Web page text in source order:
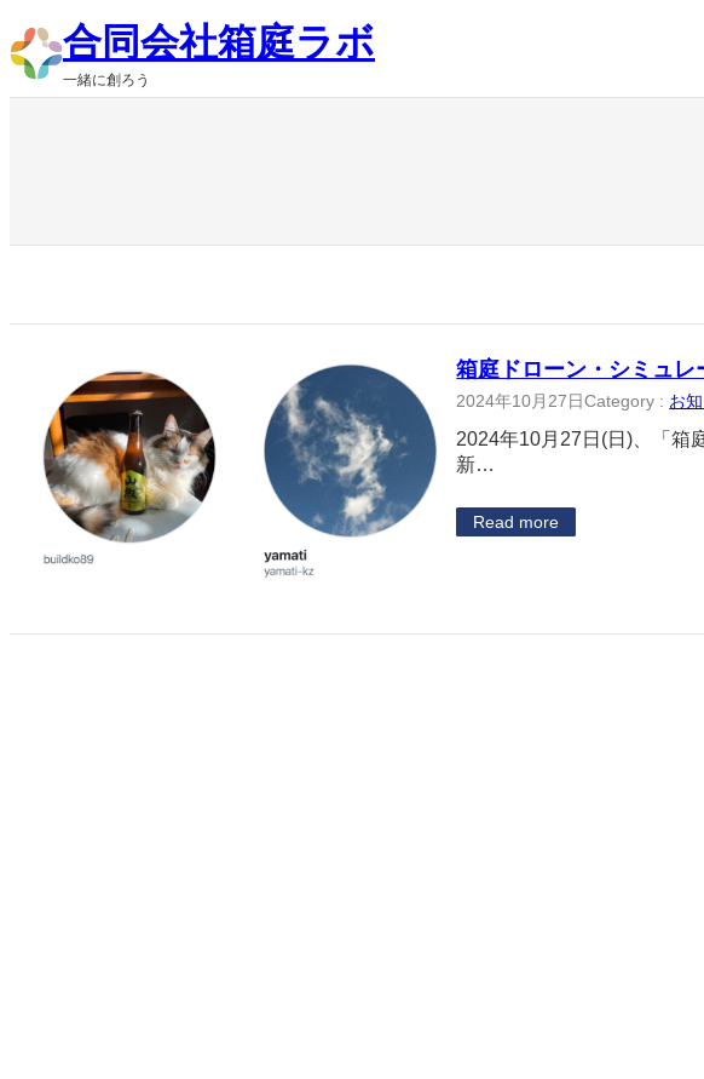
容
を
ス
合同会社箱庭ラボ
一緒に創ろう
箱庭ドローン・シミュレ
2024年10月27日Category : お
2024年10月27日(日)、「箱
新…
Read more